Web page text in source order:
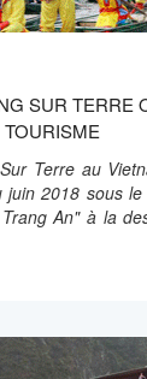
SUR TERRE
Terre au
juin 2018 sous
An" à la